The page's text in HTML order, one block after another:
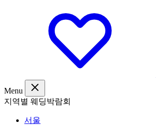
Menu
지역별 웨딩박람회
서울